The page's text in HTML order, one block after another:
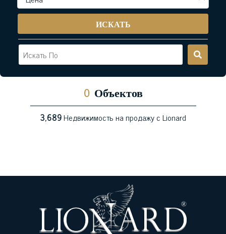
ИСКАТЬ
0 Объектов
3,689Недвижимость на продажу с Lionard